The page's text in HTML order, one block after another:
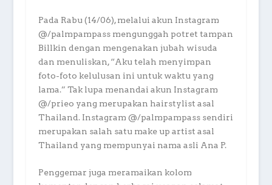
Pada Rabu (14/06), melalui akun Instagram
@/palmpampass mengunggah potret tampan
Billkin dengan mengenakan jubah wisuda
dan menuliskan, “Aku telah menyimpan
foto-foto kelulusan ini untuk waktu yang
lama.” Tak lupa menandai akun Instagram
@/prieo yang merupakan hairstylist asal
Thailand. Instagram @/palmpampass sendiri
merupakan salah satu make up artist asal
Thailand yang mempunyai nama asli Ana P.
Penggemar juga meramaikan kolom